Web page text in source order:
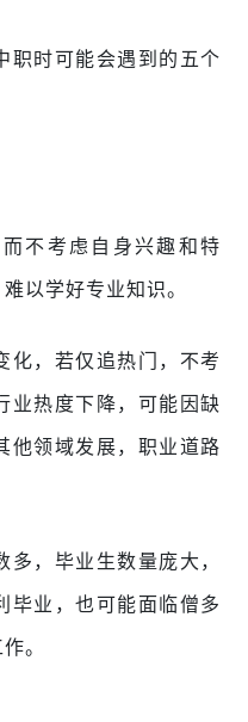
职时可能会遇到的五个
不考虑自身兴趣和特
以学好专业知识。
化，若仅追热门，不考
业热度下降，可能因缺
他领域发展，职业道路
，毕业生数量庞大，
毕业，也可能面临僧多
。